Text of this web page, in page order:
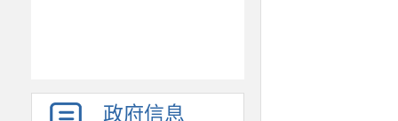
政府信息